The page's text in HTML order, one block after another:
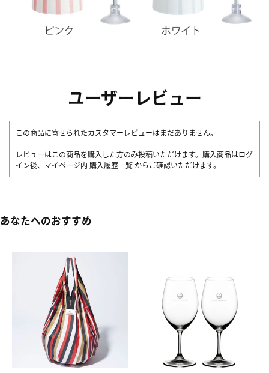
ユーザーレビュー
この商品に寄せられたカスタマーレビューはまだありません。
レビューはこの商品を購入した方のみ投稿いただけます。購入商品はログ
イン後、マイページ内 購入履歴一覧 からご確認いただけます。
あなたへのおすすめ